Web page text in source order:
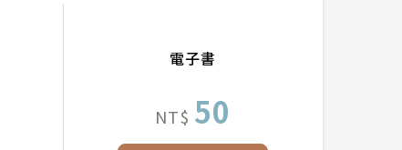
電子書
NT$ 50